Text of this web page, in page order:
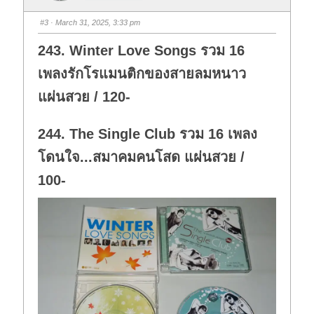
m
b
d
o
n
.
m
b
u
p
#3 · March 31, 2025, 3:33 pm
243. Winter Love Songs รวม 16
เพลงรักโรแมนติกของสายลมหนาว
แผ่นสวย / 120-
244. The Single Club รวม 16 เพลง
โดนใจ...สมาคมคนโสด แผ่นสวย /
100-